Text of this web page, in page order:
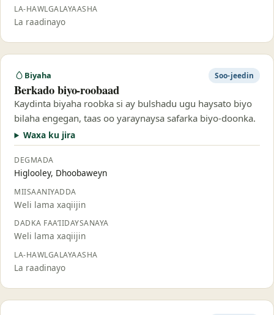
LA-HAWLGALAYAASHA
La raadinayo
Biyaha Soo-jeedin
Berkado biyo-roobaad
Kaydinta biyaha roobka si ay bulshadu ugu haysato biyo
bilaha engegan, taas oo yaraynaysa safarka biyo-doonka.
Waxa ku jira
DEGMADA
Higlooley, Dhoobaweyn
MIISAANIYADDA
Weli lama xaqiijin
DADKA FAA’IIDAYSANAYA
Weli lama xaqiijin
LA-HAWLGALAYAASHA
La raadinayo